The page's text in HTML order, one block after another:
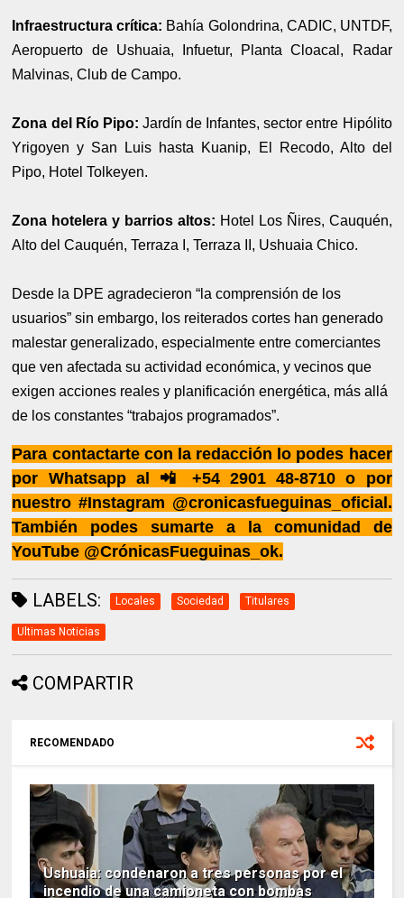
Infraestructura crítica: Bahía Golondrina, CADIC, UNTDF,
Aeropuerto de Ushuaia, Infuetur, Planta Cloacal, Radar
Malvinas, Club de Campo.
Zona del Río Pipo: Jardín de Infantes, sector entre Hipólito
Yrigoyen y San Luis hasta Kuanip, El Recodo, Alto del
Pipo, Hotel Tolkeyen.
Zona hotelera y barrios altos: Hotel Los Ñires, Cauquén,
Alto del Cauquén, Terraza I, Terraza II, Ushuaia Chico.
Desde la DPE agradecieron “la comprensión de los
usuarios” sin embargo, los reiterados cortes han generado
malestar generalizado, especialmente entre comerciantes
que ven afectada su actividad económica, y vecinos que
exigen acciones reales y planificación energética, más allá
de los constantes “trabajos programados”.
Para contactarte con la redacción lo podes hacer
por Whatsapp al 📲 +54 2901 48-8710 o por
nuestro #Instagram @cronicasfueguinas_oficial.
También podes sumarte a la comunidad de
YouTube @CrónicasFueguinas_ok.
LABELS: Locales Sociedad Titulares
Ultimas Noticias
COMPARTIR
RECOMENDADO
Ushuaia: condenaron a tres personas por el
incendio de una camioneta con bombas